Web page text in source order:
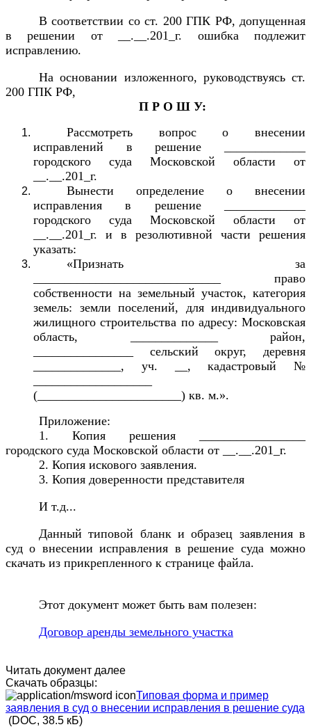
В соответствии со ст. 200 ГПК РФ, допущенная
в решении от __.__.201_г. ошибка подлежит
исправлению.
На основании изложенного, руководствуясь ст.
200 ГПК РФ,
П Р О Ш У:
Рассмотреть вопрос о внесении
исправлений в решение _____________
городского суда Московской области от
__.__.201_г.
Вынести определение о внесении
исправления в решение _____________
городского суда Московской области от
__.__.201_г. и в резолютивной части решения
указать:
«Признать за
______________________________ право
собственности на земельный участок, категория
земель: земли поселений, для индивидуального
жилищного строительства по адресу: Московская
область, ______________ район,
________________ сельский округ, деревня
______________, уч. __, кадастровый №
(_______________________) кв. м.».
Приложение:
1. Копия решения _________________
городского суда Московской области от __.__.201_г.
2. Копия искового заявления.
3. Копия доверенности представителя
И т.д...
Данный типовой бланк и образец заявления в
суд о внесении исправления в решение суда можно
скачать из прикрепленного к странице файла.
Этот документ может быть вам полезен:
Договор аренды земельного участка
Читать документ далее
Скачать образцы:
Типовая форма и пример
заявления в суд о внесении исправления в решение суда
(DOC, 38.5 кБ)